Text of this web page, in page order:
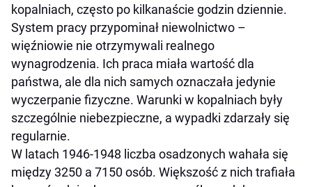
kopalniach, często po kilkanaście godzin dziennie.
System pracy przypominał niewolnictwo –
więźniowie nie otrzymywali realnego
wynagrodzenia. Ich praca miała wartość dla
państwa, ale dla nich samych oznaczała jedynie
wyczerpanie fizyczne. Warunki w kopalniach były
szczególnie niebezpieczne, a wypadki zdarzały się
regularnie.
W latach 1946-1948 liczba osadzonych wahała się
między 3250 a 7150 osób. Większość z nich trafiała